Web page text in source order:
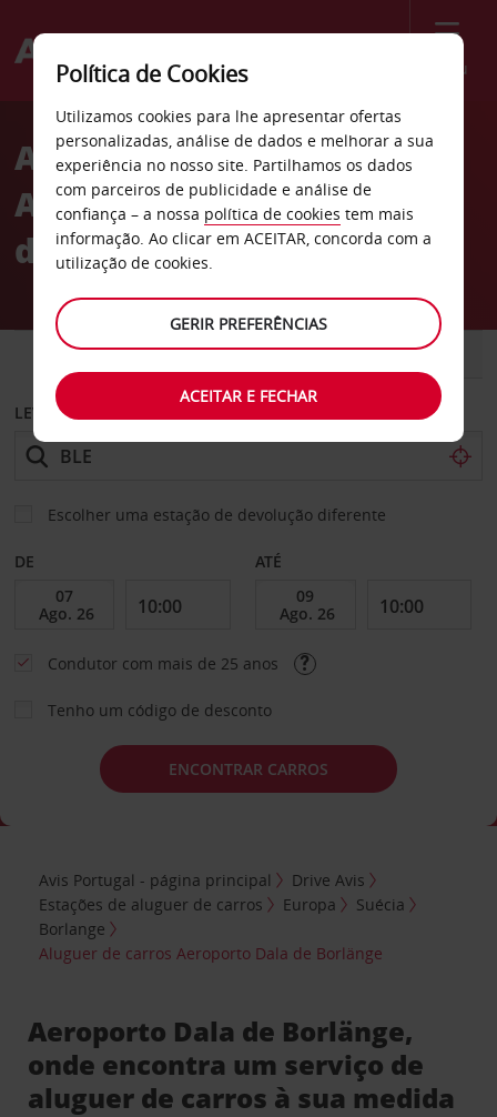
Menu
Welcome
AvisAluguer de carros
Aeroporto Dala
de Borlänge
CARRO COMERCIAIS
LEVANTAR EM
Escolher uma estação de devolução diferente
DE ATÉ
Condutor com mais de 25 anos
Tenho um código de desconto
ENCONTRAR CARROS
Avis Portugal - página principal
Drive Avis
Estações de aluguer de carros
Europa
Suécia
Borlange
Aluguer de carros Aeroporto Dala de Borlänge
Aeroporto Dala de Borlänge,
onde encontra um serviço de
aluguer de carros à sua medida
Política de Cookies
Utilizamos cookies para lhe apresentar ofertas
personalizadas, análise de dados e melhorar a sua
experiência no nosso site. Partilhamos os dados
com parceiros de publicidade e análise de
confiança – a nossa política de cookies tem mais
informação. Ao clicar em ACEITAR, concorda com a
utilização de cookies.
GERIR PREFERÊNCIAS
ACEITAR E FECHAR